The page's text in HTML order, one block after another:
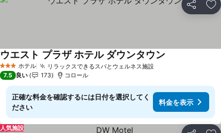
シェア お
3 ホテルのランク
ホテル リラックスできるスパとウェルネス施設料金を表示
ウエスト プラザ ホテル ダウンタウン
7.5 良い 173 コロール
正確な料金を確認するには日付を選択してく
ださい
料金を表示
人気施設